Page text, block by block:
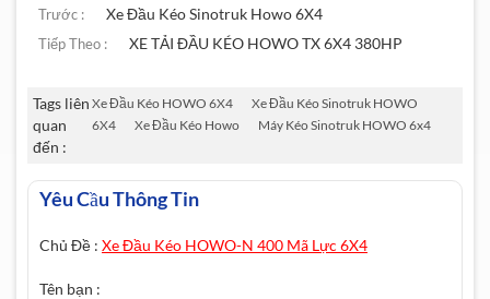
Trước : Xe Đầu Kéo Sinotruk Howo 6X4
Tiếp Theo : XE TẢI ĐẦU KÉO HOWO TX 6X4 380HP
Tags liên
quan
đến :
Xe Đầu Kéo HOWO 6X4
Xe Đầu Kéo Sinotruk HOWO
6X4
Xe Đầu Kéo Howo Máy Kéo Sinotruk HOWO 6x4
Yêu Cầu Thông Tin
Chủ Đề : Xe Đầu Kéo HOWO-N 400 Mã Lực 6X4
Tên bạn :